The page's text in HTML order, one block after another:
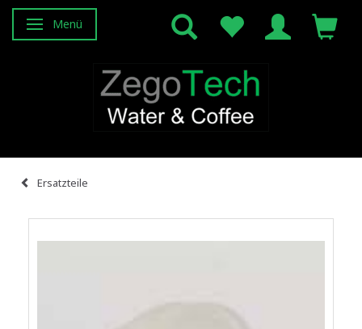
Anzeige ändern
Menü
Ersatzteile